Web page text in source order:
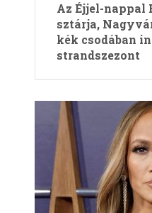
Az Éjjel-nappal
sztárja,
kék csodában
strandszezont